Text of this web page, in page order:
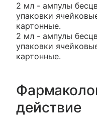
2 мл - ампулы
упаковки
картонные.
2 мл - ампулы
упаковки
картонные.
действие